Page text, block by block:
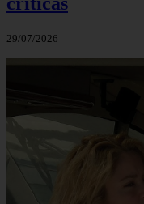
29/07/2026